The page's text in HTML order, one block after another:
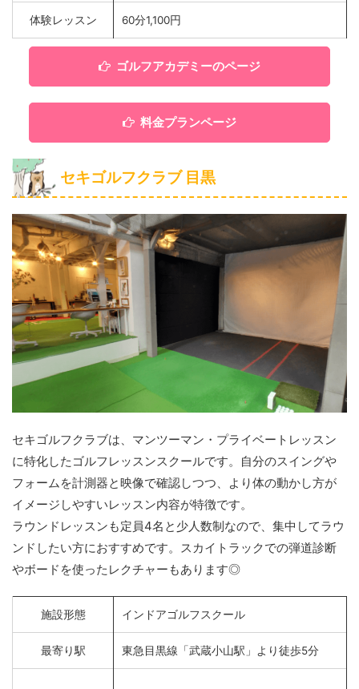
体験レッスン 60分1,100円
ゴルフアカデミーのページ
料金プランページ
セキゴルフクラブ 目黒
セキゴルフクラブは、マンツーマン・プライベートレッスン
に特化したゴルフレッスンスクールです。自分のスイングや
フォームを計測器と映像で確認しつつ、より体の動かし方が
イメージしやすいレッスン内容が特徴です。
ラウンドレッスンも定員4名と少人数制なので、集中してラウ
ンドしたい方におすすめです。スカイトラックでの弾道診断
やボードを使ったレクチャーもあります◎
施設形態 インドアゴルフスクール
最寄り駅 東急目黒線「武蔵小山駅」より徒歩5分